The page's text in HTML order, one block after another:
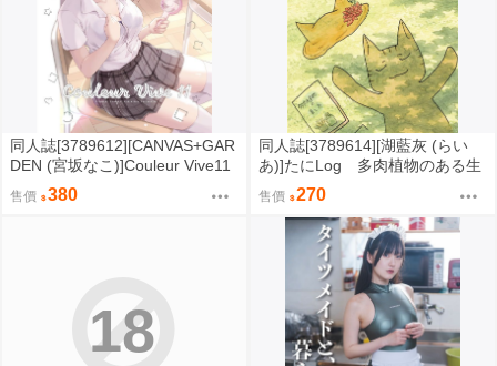
同人誌[3789612][CANVAS+GAR
DEN (宮坂なこ)]Couleur Vive11
(創作)
售價 380
同人誌[3789614][湖藍灰 (らい
あ)]たにLog 多肉植物のある生
活 (其他)
售價 270
18